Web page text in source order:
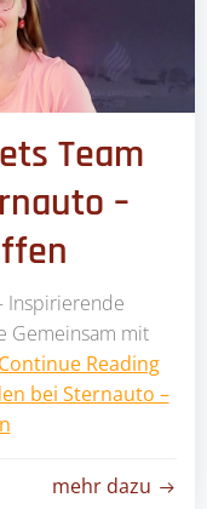
Team
–
Inspirierende
Gemeinsam mit
Continue Reading
bei Sternauto –
mehr dazu